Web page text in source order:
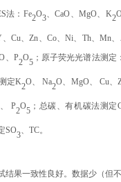
法：Fe
2
O
3
、CaO、MgO、K
2
Cu、Zn、Co、Ni、Th、Mn
、P
2
O
5
；原子荧光光谱法测定
定K
2
O、 Na
2
O、MgO、 Cu、
、 P
2
O
5
；总碳、有机碳法测
SO
3
、TC。
果一致性良好。数据少（但